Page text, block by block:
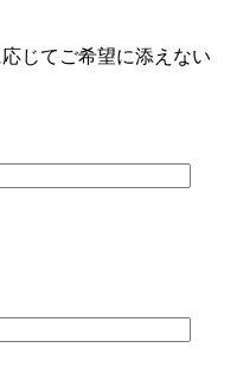
じてご希望に添えない